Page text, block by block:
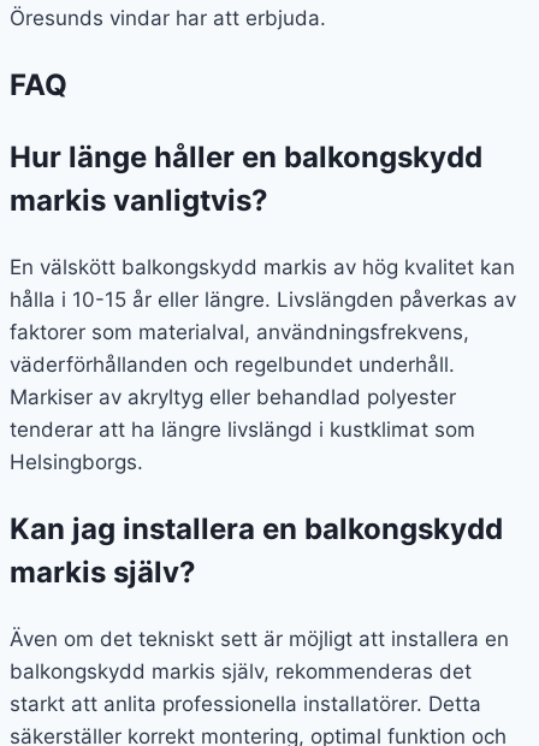
Öresunds vindar har att erbjuda.
FAQ
Hur länge håller en balkongskydd
markis vanligtvis?
En välskött balkongskydd markis av hög kvalitet kan
hålla i 10-15 år eller längre. Livslängden påverkas av
faktorer som materialval, användningsfrekvens,
väderförhållanden och regelbundet underhåll.
Markiser av akryltyg eller behandlad polyester
tenderar att ha längre livslängd i kustklimat som
Helsingborgs.
Kan jag installera en balkongskydd
markis själv?
Även om det tekniskt sett är möjligt att installera en
balkongskydd markis själv, rekommenderas det
starkt att anlita professionella installatörer. Detta
säkerställer korrekt montering, optimal funktion och